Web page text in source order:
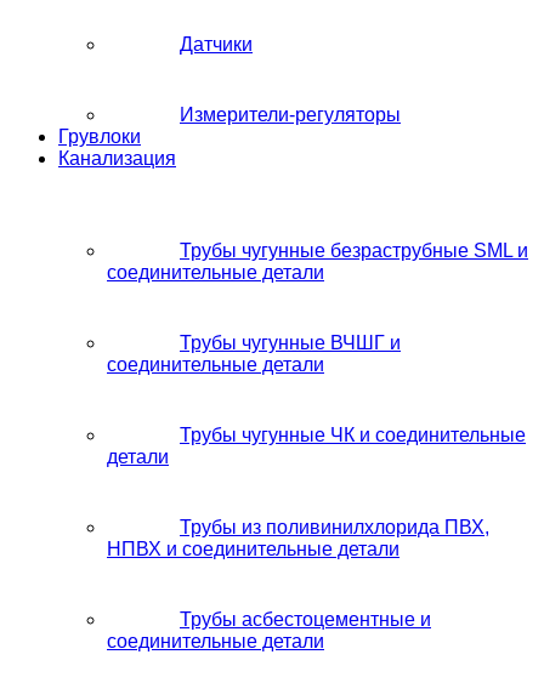
Датчики
Измерители-регуляторы
Грувлоки
Канализация
Трубы чугунные безраструбные SML и
соединительные детали
Трубы чугунные ВЧШГ и
соединительные детали
Трубы чугунные ЧК и соединительные
детали
Трубы из поливинилхлорида ПВХ,
НПВХ и соединительные детали
Трубы асбестоцементные и
соединительные детали